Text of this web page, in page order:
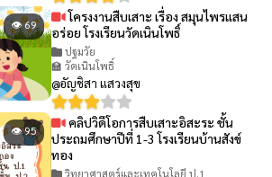
👁 69
โครงงานสืบเสาะ เรื่อง สมุนไพรแสน
อร่อย โรงเรียนวัดเนินโพธิ์
ปฐมวัย
🏫 วัดเนินโพธิ์
@อัญชิสา แสวงสุข
👁 95
คลิปวิดีโอการสืบเสาะอิสะระ ชั้น
ประถมศึกษาปีที่ 1-3 โรงเรียนบ้านสังข์
ทอง
วิทยาศาสตร์และเทคโนโลยี ป.1